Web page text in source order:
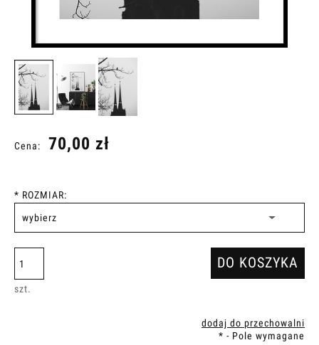
Cena: 70,00 zł
* ROZMIAR:
szt.
DO KOSZYKA
dodaj do przechowalni
* - Pole wymagane